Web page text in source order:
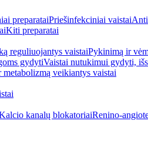
preparataiPriešinfekciniai vaistai
Kiti preparatai
reguliuojantys vaistaiPykinimą ir
gydytiVaistai nutukimui gydyti,
veikiantys vaistai
kanalų blokatoriaiRenino-